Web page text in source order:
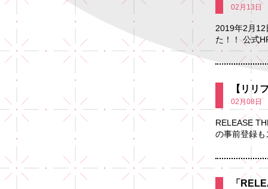
02月13日
2019年2月12
た！！ 公式
【リリ
02月08日
RELEASE
の事前登録
「